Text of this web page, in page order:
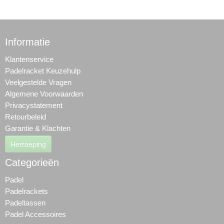
Informatie
Klantenservice
Padelracket Keuzehulp
Veelgestelde Vragen
Algemene Voorwaarden
Privacystatement
Retourbeleid
Garantie & Klachten
Herroeping
Categorieën
Padel
Padelrackets
Padeltassen
Padel Accessoires